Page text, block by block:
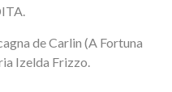
de Carlin (A Fortuna
Izelda Frizzo.